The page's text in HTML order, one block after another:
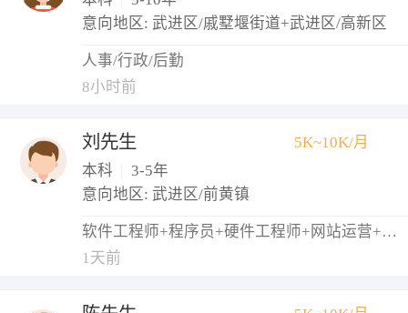
意向地区: 武进区/戚墅堰街道+武进区/高新区
人事/行政/后勤
8小时前
刘先生
5K~10K/月
本科
3-5年
意向地区: 武进区/前黄镇
软件工程师+程序员+硬件工程师+网站运营+网络管理员
1天前